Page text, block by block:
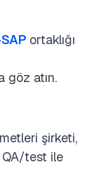
ortaklığı
göz atın.
şirketi,
QA/test ile